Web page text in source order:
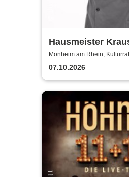
Hausmeister
lebt nur zweimal
Monheim am Rhein,
07.10.2026